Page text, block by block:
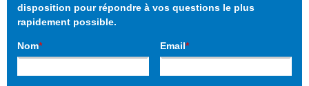
disposition pour répondre à vos questions le plus
rapidement possible.
Nom* Email*